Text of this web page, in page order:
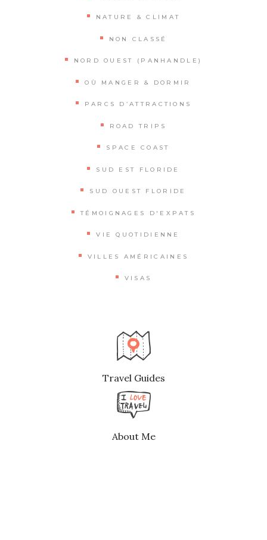
NATURE & CLIMAT
NON CLASSÉ
NORD OUEST (PANHANDLE)
OÙ MANGER & DORMIR
PARCS D’ATTRACTIONS
ROAD TRIPS
SPACE COAST
SUD EST FLORIDE
SUD OUEST FLORIDE
TÉMOIGNAGES D'EXPATS
VIE QUOTIDIENNE
VILLES AMÉRICAINES
VISAS
Travel Guides
About Me